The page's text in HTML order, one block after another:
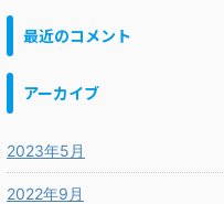
最近のコメント
アーカイブ
2023年5月
2022年9月